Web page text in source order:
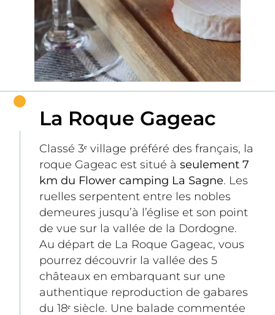
La Roque Gageac
Classé 3ᵉ village préféré des français, la
roque Gageac est situé à seulement 7
km du Flower camping La Sagne. Les
ruelles serpentent entre les nobles
demeures jusqu’à l’église et son point
de vue sur la vallée de la Dordogne.
Au départ de La Roque Gageac, vous
pourrez découvrir la vallée des 5
châteaux en embarquant sur une
authentique reproduction de gabares
du 18ᵉ siècle. Une balade commentée